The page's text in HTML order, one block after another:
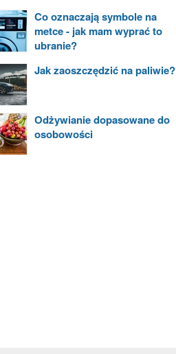
Co oznaczają symbole na
metce - jak mam wyprać to
ubranie?
Jak zaoszczędzić na paliwie?
Odżywianie dopasowane do
osobowości